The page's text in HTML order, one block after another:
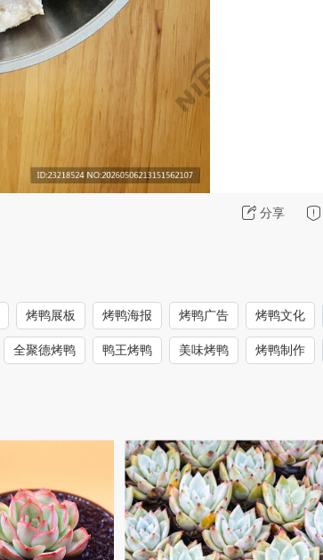
分享
烤鸭展板 烤鸭海报 烤鸭广告 烤鸭文化
全聚德烤鸭 鸭王烤鸭 美味烤鸭 烤鸭制作